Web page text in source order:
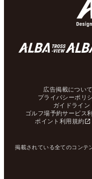
広告掲載について
プライバシーポリ
ガイドライン
ゴルフ場予約サービス
ポイント利用規約
掲載されている全てのコンテ